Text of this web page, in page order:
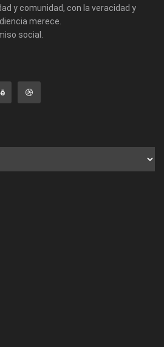
y comunidad, con la veracidad y
merece.
social.